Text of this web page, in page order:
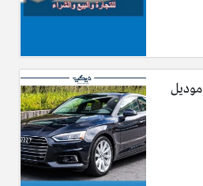
مميزات وعيوب أودي A4 موديل